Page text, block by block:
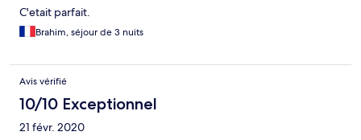
C'etait parfait.
Brahim, séjour de 3 nuits
Avis vérifié
10/10 Exceptionnel
21 févr. 2020